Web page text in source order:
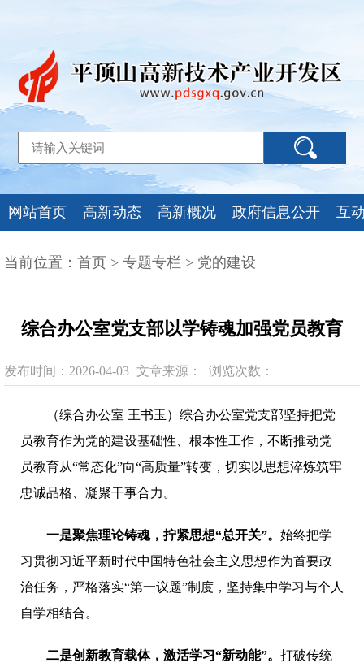
网站首页 高新动态 高新概况 政府信息公开 互
当前位置： 首页 > 专题专栏 > 党的建设
综合办公室党支部以学铸魂加强党员教育
发布时间：2026-04-03 文章来源： 浏览次数：
（综合办公室 王书玉）综合办公室党支部坚持把党
员教育作为党的建设基础性、根本性工作，不断推动党
员教育从“常态化”向“高质量”转变，切实以思想淬炼筑牢
忠诚品格、凝聚干事合力。
一是聚焦理论铸魂，拧紧思想“总开关”。 始终把学
习贯彻习近平新时代中国特色社会主义思想作为首要政
治任务，严格落实“第一议题”制度，坚持集中学习与个人
自学相结合。
二是创新教育载体，激活学习“新动能”。 打破传统